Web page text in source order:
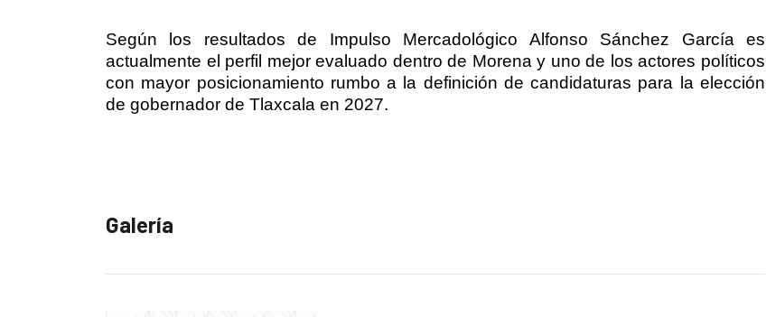
Según los resultados de Impulso Mercadológico Alfonso Sánchez García es
actualmente el perfil mejor evaluado dentro de Morena y uno de los actores políticos
con mayor posicionamiento rumbo a la definición de candidaturas para la elección
de gobernador de Tlaxcala en 2027.
Galería